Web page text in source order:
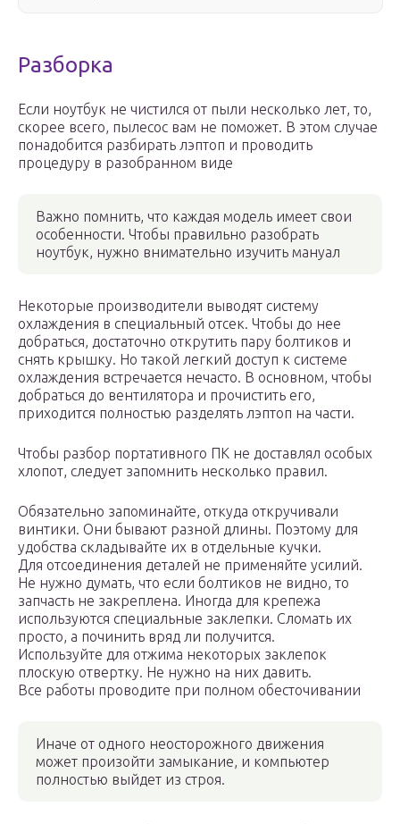
Разборка
Если ноутбук не чистился от пыли несколько лет, то,
скорее всего, пылесос вам не поможет. В этом случае
понадобится разбирать лэптоп и проводить
процедуру в разобранном виде
Важно помнить, что каждая модель имеет свои
особенности. Чтобы правильно разобрать
ноутбук, нужно внимательно изучить мануал
Некоторые производители выводят систему
охлаждения в специальный отсек. Чтобы до нее
добраться, достаточно открутить пару болтиков и
снять крышку. Но такой легкий доступ к системе
охлаждения встречается нечасто. В основном, чтобы
добраться до вентилятора и прочистить его,
приходится полностью разделять лэптоп на части.
Чтобы разбор портативного ПК не доставлял особых
хлопот, следует запомнить несколько правил.
Обязательно запоминайте, откуда откручивали
винтики. Они бывают разной длины. Поэтому для
удобства складывайте их в отдельные кучки.
Для отсоединения деталей не применяйте усилий.
Не нужно думать, что если болтиков не видно, то
запчасть не закреплена. Иногда для крепежа
используются специальные заклепки. Сломать их
просто, а починить вряд ли получится.
Используйте для отжима некоторых заклепок
плоскую отвертку. Не нужно на них давить.
Все работы проводите при полном обесточивании
Иначе от одного неосторожного движения
может произойти замыкание, и компьютер
полностью выйдет из строя.